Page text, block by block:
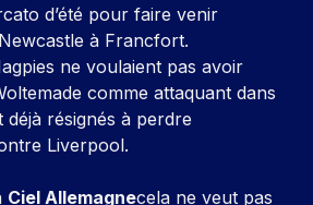
d’été pour faire venir
à Francfort.
ne voulaient pas avoir
comme attaquant dans
résignés à perdre
Liverpool.
Ciel Allemagnecela ne veut pas